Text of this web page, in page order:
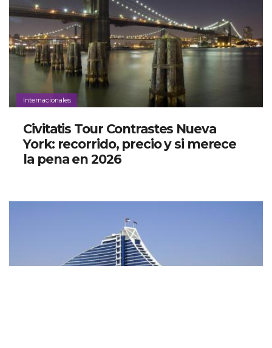
Internacionales
Civitatis Tour Contrastes Nueva
York: recorrido, precio y si merece
la pena en 2026